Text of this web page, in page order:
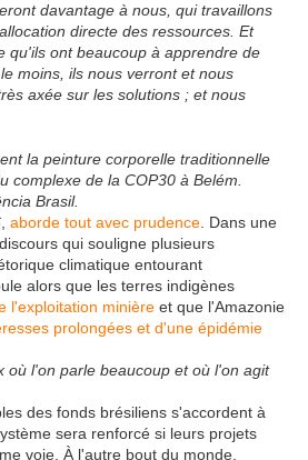
davantage à nous, qui travaillons
directe des ressources. Et
qu'ils ont beaucoup à apprendre de
moins, ils nous verront et nous
axée sur les solutions ; et nous
la peinture corporelle traditionnelle
complexe de la COP30 à Belém.
Brasil.
aborde tout avec prudence . Dans une
qui souligne plusieurs
climatique entourant
alors que les terres indigènes
l'exploitation minière et que l'Amazonie
prolongées et d'une épidémie
où l'on parle beaucoup et où l'on agit
des fonds brésiliens s'accordent à
sera renforcé si leurs projets
voie. À l'autre bout du monde,